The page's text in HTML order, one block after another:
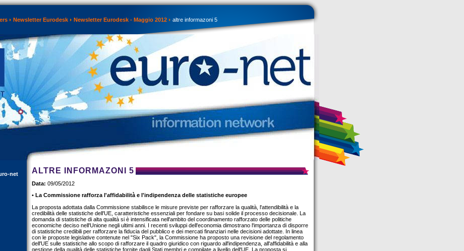
Newsletter Eurodesk Newsletter Eurodesk - Maggio 2012 altre informazoni 5
net ALTRE INFORMAZONI 5
Data: 09/05/2012
• La Commissione rafforza l'affidabilità e l'indipendenza delle statistiche europee
La proposta adottata dalla Commissione stabilisce le misure previste per rafforzare la qualità, l'attendibilità e la
credibilità delle statistiche dell'UE, caratteristiche essenziali per fondare su basi solide il processo decisionale. La
domanda di statistiche di alta qualità si è intensificata nell'ambito del coordinamento rafforzato delle politiche
economiche deciso nell'Unione negli ultimi anni. I recenti sviluppi dell'economia dimostrano l'importanza di disporre
di statistiche credibili per rafforzare la fiducia del pubblico e dei mercati finanziari nelle decisioni adottate. In linea
con le proposte legislative contenute nel "Six Pack", la Commissione ha proposto una revisione del regolamento
dell'UE sulle statistiche allo scopo di rafforzare il quadro giuridico con riguardo all'indipendenza, all'affidabilità e alla
gestione della qualità delle statistiche fornite dagli Stati membri e compilate a livello dell'UE. La proposta si